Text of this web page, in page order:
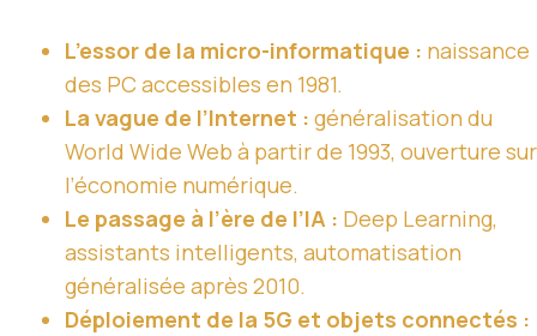
L’essor de la micro-informatique : naissance
des PC accessibles en 1981.
La vague de l’Internet : généralisation du
World Wide Web à partir de 1993, ouverture sur
l’économie numérique.
Le passage à l’ère de l’IA : Deep Learning,
assistants intelligents, automatisation
généralisée après 2010.
Déploiement de la 5G et objets connectés :